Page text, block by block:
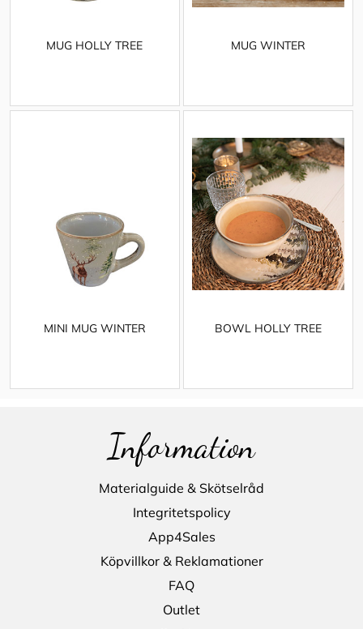
MUG HOLLY TREE MUG WINTER
MINI MUG WINTER BOWL HOLLY TREE
Information
Materialguide & Skötselråd
Integritetspolicy
App4Sales
Köpvillkor & Reklamationer
FAQ
Outlet